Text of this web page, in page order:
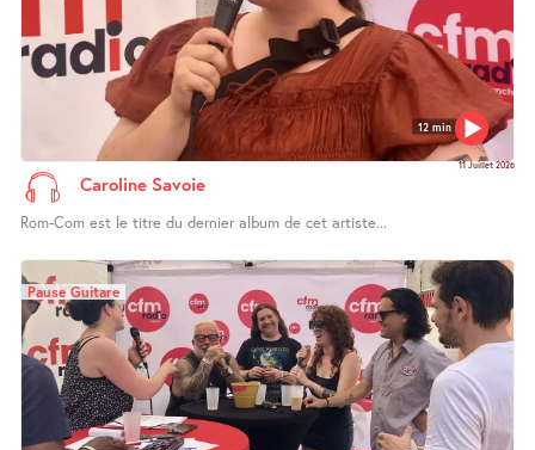
12 min
11 Juillet 2026
Caroline Savoie
Rom-Com est le titre du dernier album de cet artiste...
Pause Guitare